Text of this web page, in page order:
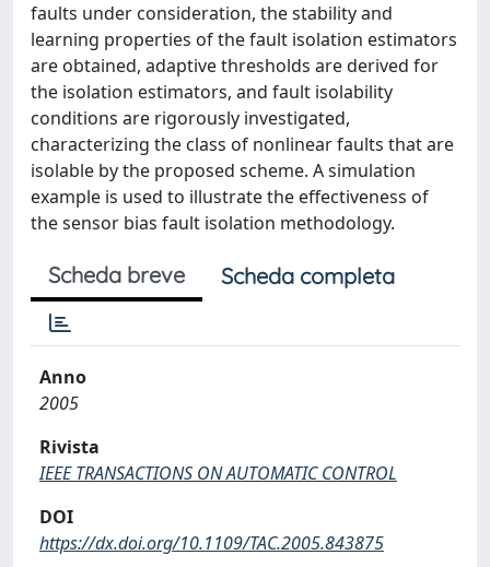
faults under consideration, the stability and
learning properties of the fault isolation estimators
are obtained, adaptive thresholds are derived for
the isolation estimators, and fault isolability
conditions are rigorously investigated,
characterizing the class of nonlinear faults that are
isolable by the proposed scheme. A simulation
example is used to illustrate the effectiveness of
the sensor bias fault isolation methodology.
Scheda breve Scheda completa
Anno
2005
Rivista
IEEE TRANSACTIONS ON AUTOMATIC CONTROL
DOI
https://dx.doi.org/10.1109/TAC.2005.843875